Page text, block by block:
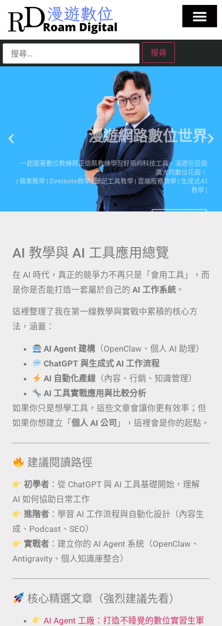
漫遊網路數位世界
一起跟著數位教練蔡正信蔡教練學習好用的科技工具、漫遊在這個
廣大的數位花園。
| 蘋果教學 | Evernote教學 | 筆記工具教學 | 雲端服務教學 | 生成式AI
點擊這裡
AI 教學與 AI 工具應用總覽
在 AI 時代，真正的競爭力不再只是「會用工具」，而
是你是否能打造一套屬於自己的 AI 工作系統 。
這裡整理了我在第一線教學與實戰中累積的核心方
法，涵蓋：
AI Agent 建構 （OpenClaw、個人 AI 助理）
ChatGPT 與生成式 AI 工作流程
AI 自動化產線 （內容、行銷、知識管理）
AI 工具實戰應用與比較分析
如果你只是想學工具，這些文章會讓你更有效率；但
如果你想建立「 個人 AI 公司 」，這裡會是你的起點。
建議閱讀路徑
初學者 ：從 ChatGPT 與 AI 工具基礎開始，理解
AI 如何協助日常工作
進階者 ：學習 AI 工作流程與自動化設計（內容生
成、Podcast、SEO）
實戰者 ：建立你的 AI Agent 系統（OpenClaw、
Antigravity、個人知識庫整合）
核心精選文章（強烈建議先看）
AI Agent 工廠：打造不睡覺的數位實習生軍